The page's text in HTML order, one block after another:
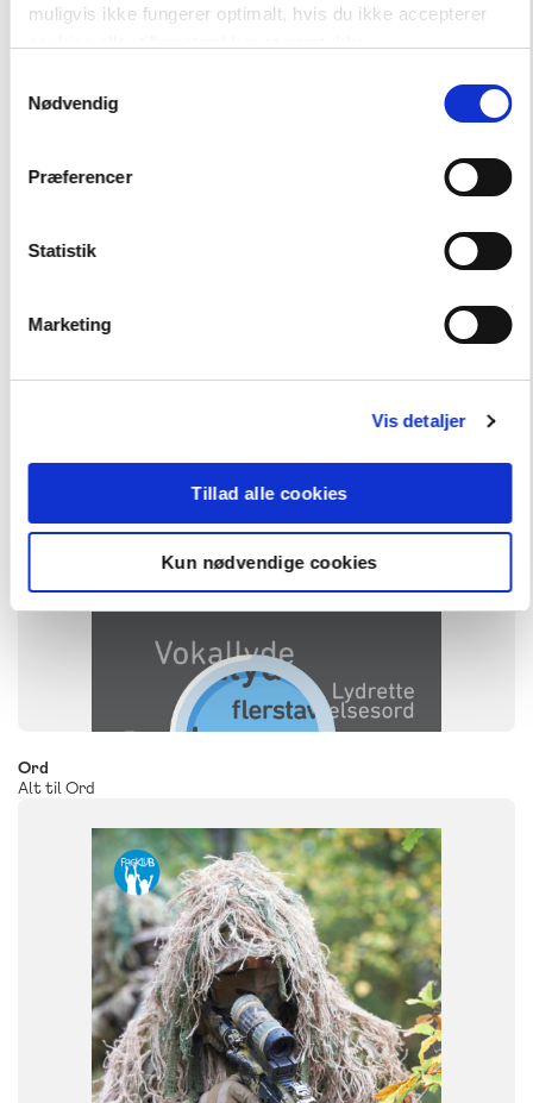
muligvis ikke fungerer optimalt, hvis du ikke accepterer
Nødvendig
Præferencer
Statistik
Marketing
Vis detaljer
Tillad alle cookies
Kun nødvendige cookies
Dansk
Ord
Alt til Ord
NIVEAU
4. klasse 5. klasse 6. klasse
FORMAT
Flergangsbog
9788723551931